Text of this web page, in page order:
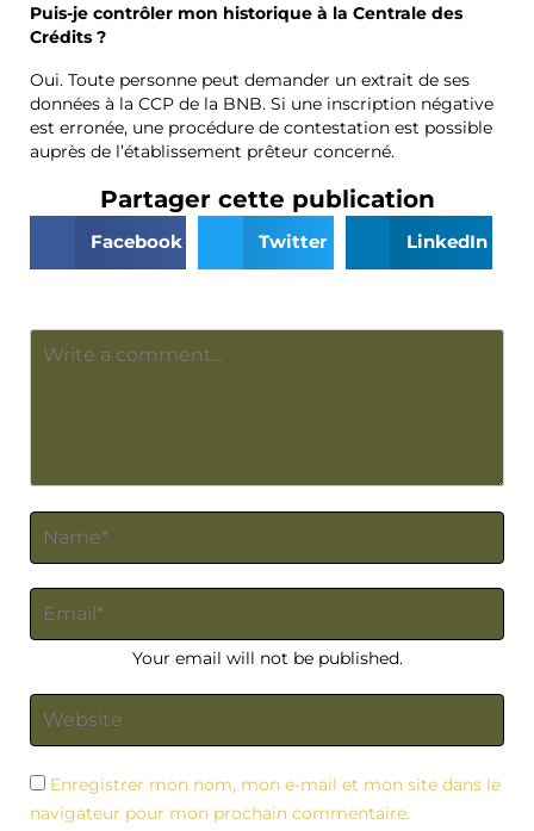
Puis-je contrôler mon historique à la Centrale des
Crédits ?
Oui. Toute personne peut demander un extrait de ses
données à la CCP de la BNB. Si une inscription négative
est erronée, une procédure de contestation est possible
auprès de l’établissement prêteur concerné.
Partager cette publication
Facebook Twitter LinkedIn
Your email will not be published.
Enregistrer mon nom, mon e-mail et mon site dans le
navigateur pour mon prochain commentaire.